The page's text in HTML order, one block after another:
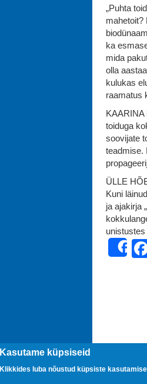
„Puhta
mahetoit?
ka
mida
olla
kulukas
raamatus
KAARINA
toiduga
soovijate
teadmise.
ÜLLE
Kuni
ja ajakirja
Kasutame küpsiseid
Klikkides luba nõustud küpsiste